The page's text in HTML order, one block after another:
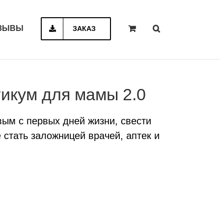
ЗАКАЗ
для мамы 2.0
с первых дней жизни, свести
заложницей врачей, аптек и